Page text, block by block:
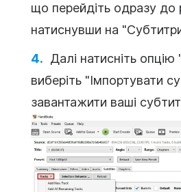
що перейдіть одразу до
натиснувши на
Далі натисніть
виберіть "Імпортувати
завантажити ваші